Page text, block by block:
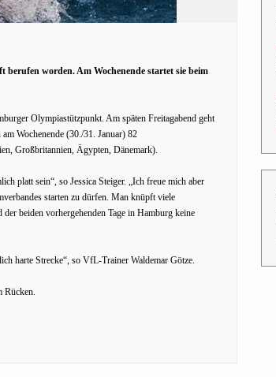
berufen worden. Am Wochenende startet sie beim
Olympiastützpunkt. Am späten Freitagabend geht
Wochenende (30./31. Januar) 82
Großbritannien, Ägypten, Dänemark).
platt sein“, so Jessica Steiger. „Ich freue mich aber
starten zu dürfen. Man knüpft viele
beiden vorhergehenden Tage in Hamburg keine
harte Strecke“, so VfL-Trainer Waldemar Götze.
Rücken.